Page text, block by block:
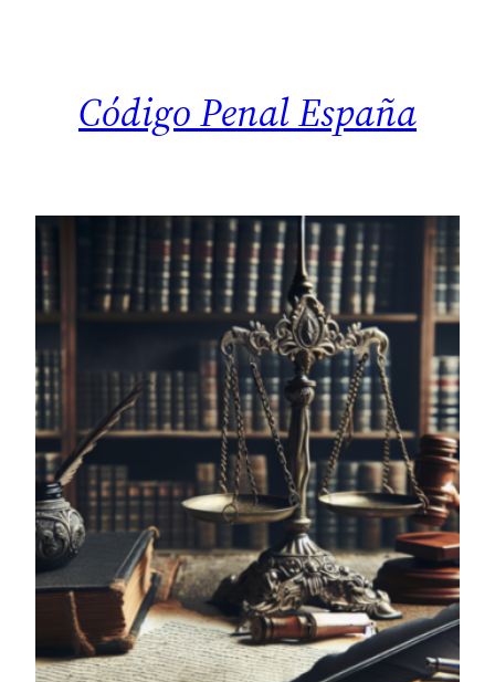
Código Penal España